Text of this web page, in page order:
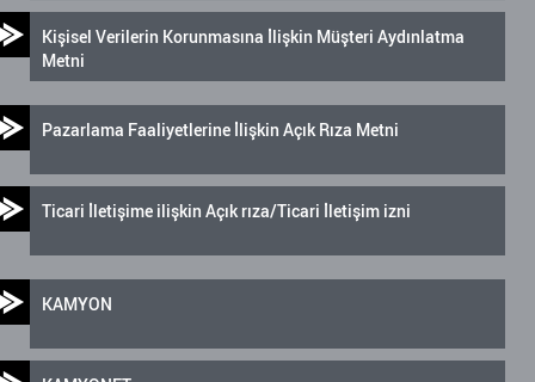
Kişisel Verilerin Korunmasına İlişkin Müşteri Aydınlatma
Metni
Pazarlama Faaliyetlerine İlişkin Açık Rıza Metni
Ticari İletişime ilişkin Açık rıza/Ticari İletişim izni
KAMYON